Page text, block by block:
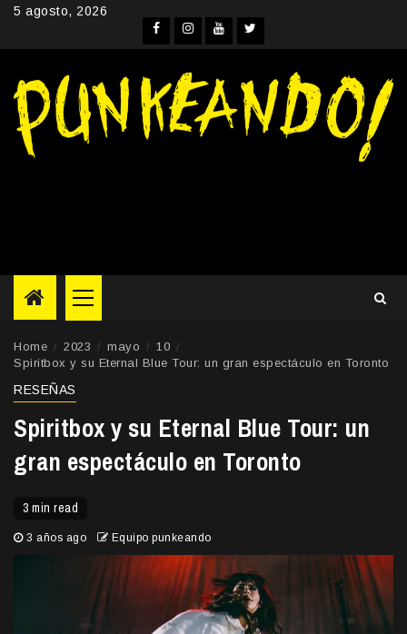
Skip5 agosto, 2026
Facebook
Instagram
YouTube
Twitter
Primary
Menu
Home 2023 mayo
10
Spiritbox y su Eternal Blue Tour: un gran espectáculo en Toronto
RESEÑAS
Spiritbox y su Eternal Blue Tour: un
gran espectáculo en Toronto
3 min read
3 años ago Equipo punkeando